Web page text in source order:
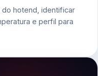
hotend, identificar
e perfil para